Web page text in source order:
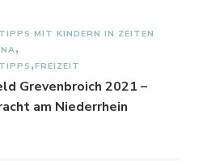
MIT KINDERN IN ZEITEN
FREIZEIT
Grevenbroich 2021 –
am Niederrhein